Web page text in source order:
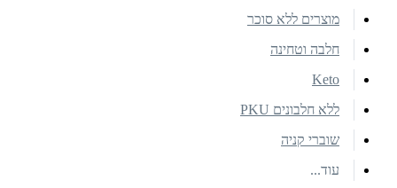
מוצרים ללא סוכר
חלבה וטחינה
Keto
ללא חלבונים PKU
שוברי קניה
עוד...